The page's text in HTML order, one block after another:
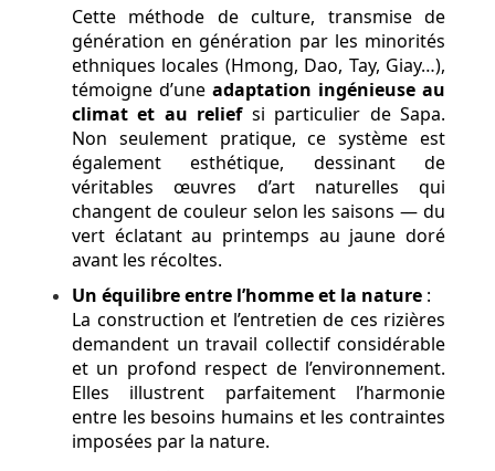
Cette méthode de culture, transmise de
génération en génération par les minorités
ethniques locales (Hmong, Dao, Tay, Giay…),
témoigne d’une adaptation ingénieuse au
climat et au reliefsi particulier de Sapa.
Non seulement pratique, ce système est
également esthétique, dessinant de
véritables œuvres d’art naturelles qui
changent de couleur selon les saisons — du
vert éclatant au printemps au jaune doré
avant les récoltes.
Un équilibre entre l’homme et la nature :
La construction et l’entretien de ces rizières
demandent un travail collectif considérable
et un profond respect de l’environnement.
Elles illustrent parfaitement l’harmonie
entre les besoins humains et les contraintes
imposées par la nature.